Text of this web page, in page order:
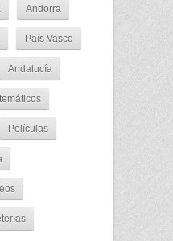
Andorra
País Vasco
Andalucía
Películas